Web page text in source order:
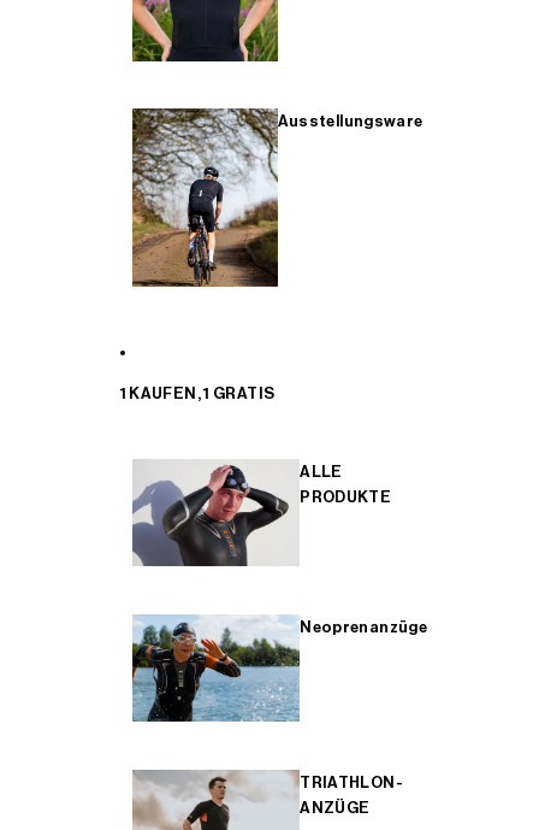
Ausstellungsware
1 KAUFEN, 1 GRATIS
ALLE
PRODUKTE
Neoprenanzüge
TRIATHLON-
ANZÜGE